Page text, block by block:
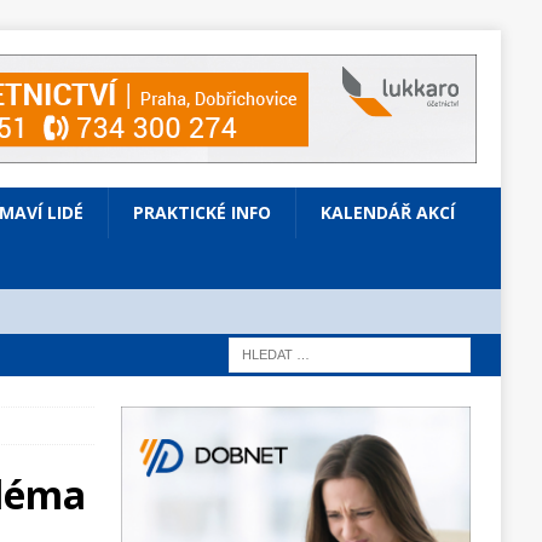
LIDÉ PRAKTICKÉ INFO KALENDÁŘ AKCÍ